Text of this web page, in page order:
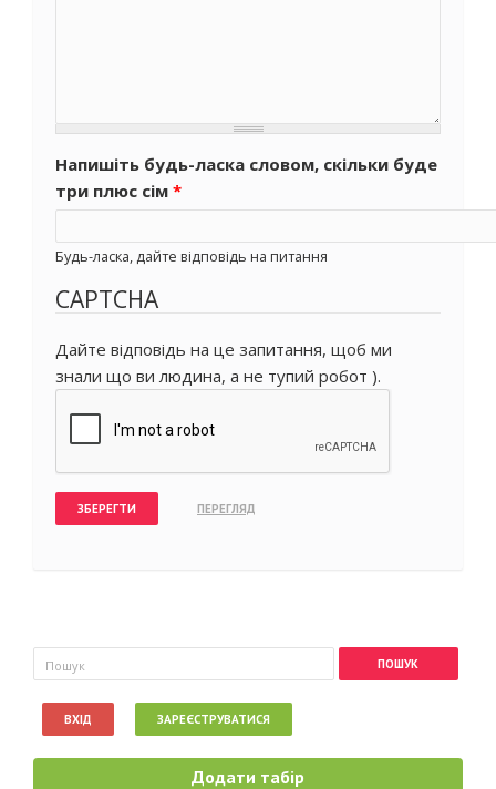
Напишіть будь-ласка словом, скільки буде
три плюс сім *
Будь-ласка, дайте відповідь на питання
CAPTCHA
Дайте відповідь на це запитання, щоб ми
знали що ви людина, а не тупий робот ).
Пошукова форма
Пошук
ВХІД ЗАРЕЄСТРУВАТИСЯ
Додати табір